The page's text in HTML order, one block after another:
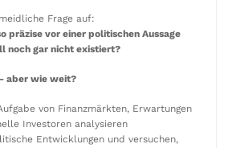
Frage auf:
präzise vor einer politischen Aussage
noch gar nicht existiert?
aber wie weit?
von Finanzmärkten, Erwartungen
Investoren analysieren
Entwicklungen und versuchen,